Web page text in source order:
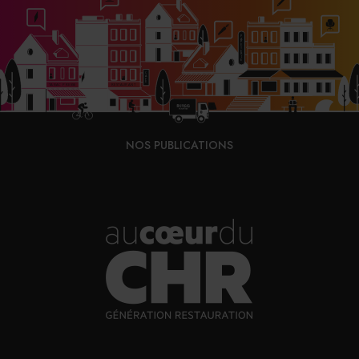
production agricole au nom de la compétitivité, nous ne
ferons qu’accroître nos vulnérabilités. »
Face à ces différents périls, les signataires souhaitent
« une agriculture moins intensive, moins
extensive et moins nocive, mais plus durable, plus
milieu rural (Civam) qui révèle qu’une ferme dont le
modèle est l’agriculture durable conserve près de 40% de
la richesse produite sur son territoire, contre 25% pour
une ferme conventionnelle.
NOS PUBLICATIONS